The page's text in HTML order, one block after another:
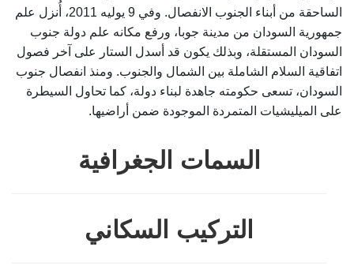
الساحقة من أبناء الجنوب الانفصال. وفي 9 يوليه 2011، أُنزل علم
جمهورية السودان من مدينة جوبا، ورفع مكانه علم دولة جنوب
السودان المستقلة، وبذلك يكون قد أسدل الستار على آخر فصول
اتفاقية السلام الشاملة بين الشمال والجنوب. ومنذ انفصال جنوب
السودان، تسعى حكومته جاهدة لبناء دولة، كما تحاول السيطرة
على الميليشيات المتمردة الموجودة ضمن أراضيها.
السمات الجغرافية
التركيب السكاني